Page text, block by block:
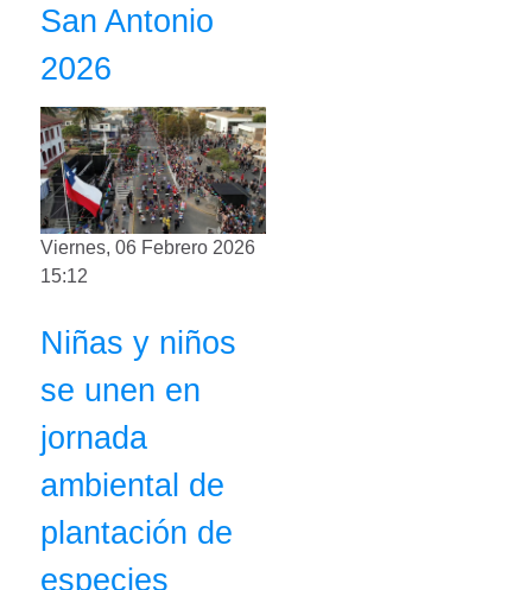
San Antonio
2026
Viernes, 06 Febrero 2026
15:12
Niñas y niños
se unen en
jornada
ambiental de
plantación de
especies